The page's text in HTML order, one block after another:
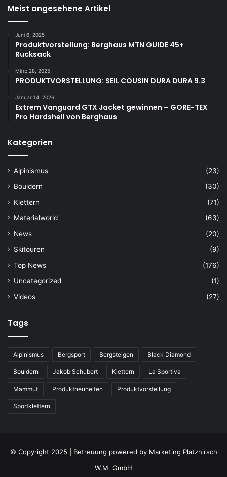
Meist angesehene Artikel
Juni 6, 2025
Produktvorstellung: Berghaus MTN GUIDE 45+
Rucksack
März 28, 2025
PRODUKTVORSTELLUNG: SEIL COUSIN DURA DURA 9.3
Januar 14, 2026
Extrem Vanguard GTX Jacket gewinnen – GORE-TEX
Pro Hardshell von Berghaus
Kategorien
Alpinismus
(23)
Bouldern
(30)
Klettern
(71)
Materialworld
(63)
News
(20)
Skitouren
(9)
Top News
(176)
Uncategorized
(1)
Videos
(27)
Tags
Alpinismus Bergsport Bergsteigen Black Diamond
Bouldern Jakob Schubert Klettern La Sportiva
Mammut Produktneuheiten Produktvorstellung
Sportklettern
© Copyright 2025 | Betreuung powered by Marketing Platzhirsch
W.M. GmbH